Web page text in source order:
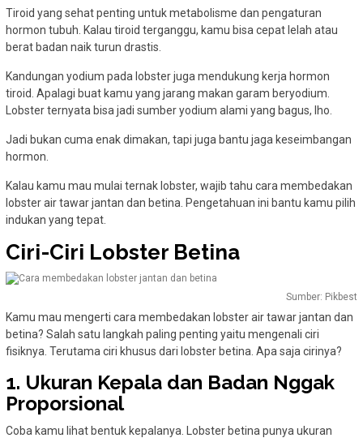
Tiroid yang sehat penting untuk metabolisme dan pengaturan
hormon tubuh. Kalau tiroid terganggu, kamu bisa cepat lelah atau
berat badan naik turun drastis.
Kandungan yodium pada lobster juga mendukung kerja hormon
tiroid. Apalagi buat kamu yang jarang makan garam beryodium.
Lobster ternyata bisa jadi sumber yodium alami yang bagus, lho.
Jadi bukan cuma enak dimakan, tapi juga bantu jaga keseimbangan
hormon.
Kalau kamu mau mulai ternak lobster, wajib tahu cara membedakan
lobster air tawar jantan dan betina. Pengetahuan ini bantu kamu pilih
indukan yang tepat.
Ciri-Ciri Lobster Betina
Sumber: Pikbest
Kamu mau mengerti cara membedakan lobster air tawar jantan dan
betina? Salah satu langkah paling penting yaitu mengenali ciri
fisiknya. Terutama ciri khusus dari lobster betina. Apa saja cirinya?
1. Ukuran Kepala dan Badan Nggak
Proporsional
Coba kamu lihat bentuk kepalanya. Lobster betina punya ukuran